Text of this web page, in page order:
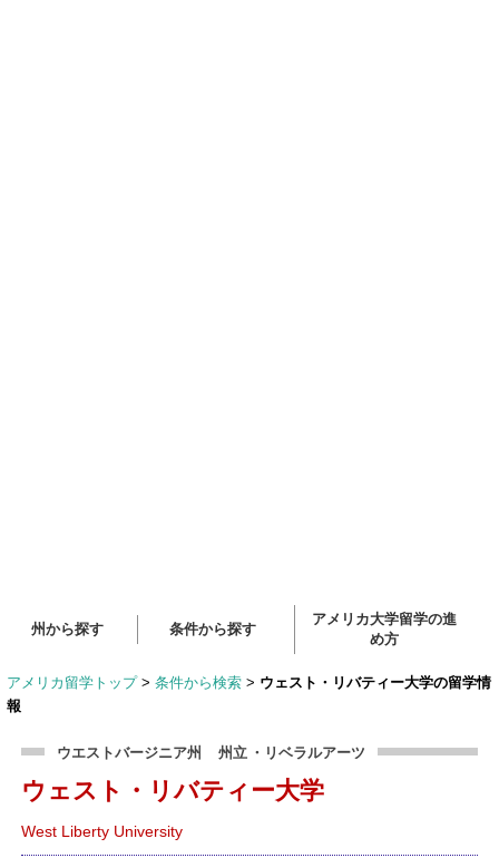
州から探す 条件から探す
アメリカ大学留学の進
め方
アメリカ留学トップ > 条件から検索 > ウェスト・リバティー大学の留学情
報
ウエストバージニア州 州立 ・リベラルアーツ
ウェスト・リバティー大学
West Liberty University